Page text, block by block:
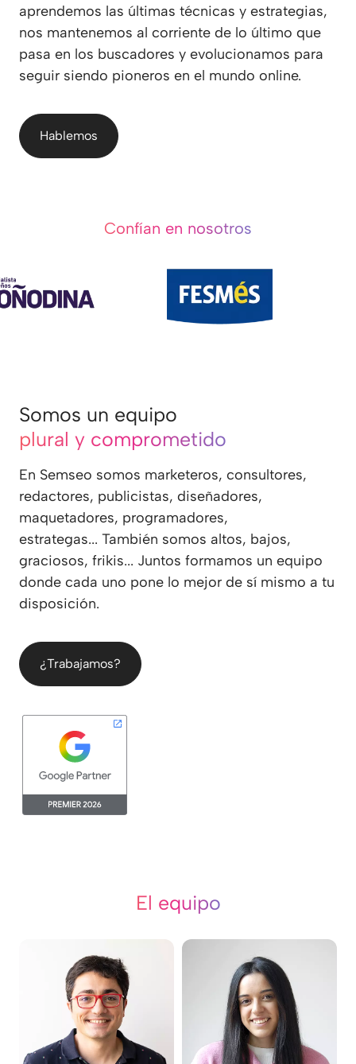
aprendemos las últimas técnicas y estrategias,
nos mantenemos al corriente de lo último que
pasa en los buscadores y evolucionamos para
seguir siendo pioneros en el mundo online.
Hablemos
Confían en nosotros
Somos un equipo
plural y comprometido
En Semseo somos marketeros, consultores,
redactores, publicistas, diseñadores,
maquetadores, programadores,
estrategas... También somos altos, bajos,
graciosos, frikis... Juntos formamos un equipo
donde cada uno pone lo mejor de sí mismo a tu
disposición.
¿Trabajamos?
El equipo